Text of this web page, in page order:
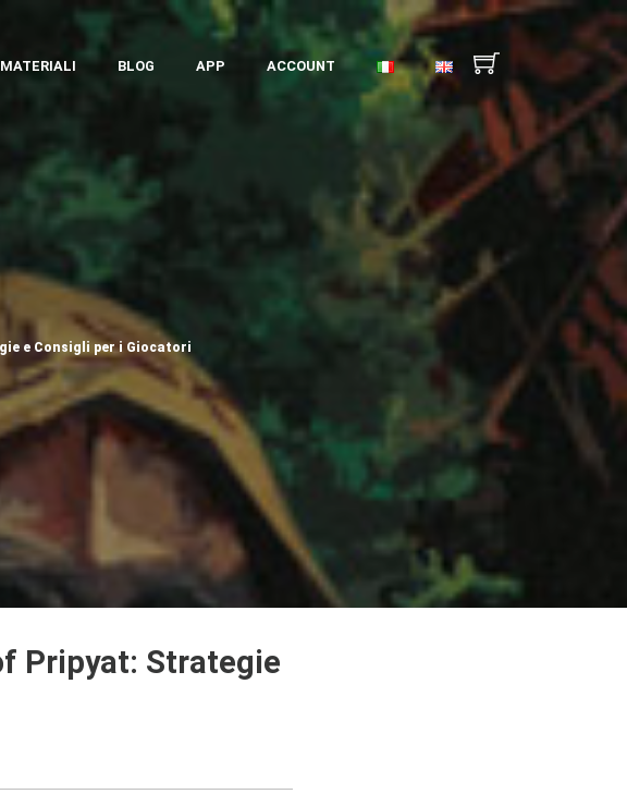
MATERIALI BLOG APP ACCOUNT
e Consigli per i Giocatori
Pripyat: Strategie